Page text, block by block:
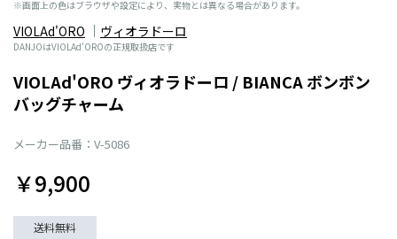
※画面上の色はブラウザや設定により、実物とは異なる場合があります。
VIOLAd'ORO ヴィオラドーロ
DANJOはVIOLAd'OROの正規取扱店です
VIOLAd'ORO ヴィオラドーロ / BIANCA ボンボン
バッグチャーム
メーカー品番：V-5086
￥9,900
送料無料